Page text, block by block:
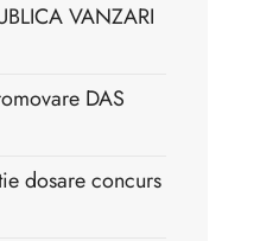
VANZARI
DAS
dosare concurs